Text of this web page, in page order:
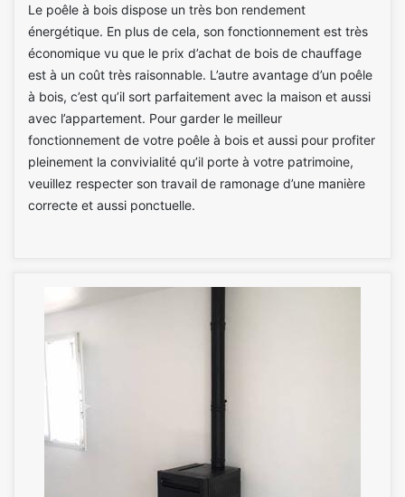
Le poêle à bois dispose un très bon rendement
énergétique. En plus de cela, son fonctionnement est très
économique vu que le prix d’achat de bois de chauffage
est à un coût très raisonnable. L’autre avantage d’un poêle
à bois, c’est qu’il sort parfaitement avec la maison et aussi
avec l’appartement. Pour garder le meilleur
fonctionnement de votre poêle à bois et aussi pour profiter
pleinement la convivialité qu’il porte à votre patrimoine,
veuillez respecter son travail de ramonage d’une manière
correcte et aussi ponctuelle.